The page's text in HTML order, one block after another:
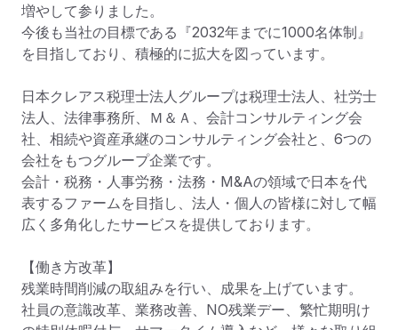
増やして参りました。
今後も当社の目標である『2032年までに1000名体制』
を目指しており、積極的に拡大を図っています。
日本クレアス税理士法人グループは税理士法人、社労士
法人、法律事務所、Ｍ＆Ａ、会計コンサルティング会
社、相続や資産承継のコンサルティング会社と、6つの
会社をもつグループ企業です。
会計・税務・人事労務・法務・M&Aの領域で日本を代
表するファームを目指し、法人・個人の皆様に対して幅
広く多角化したサービスを提供しております。
【働き方改革】
残業時間削減の取組みを行い、成果を上げています。
社員の意識改革、業務改善、NO残業デー、繁忙期明け